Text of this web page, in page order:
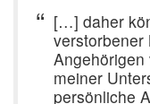
[…] daher
verstorbener
meiner
persönliche